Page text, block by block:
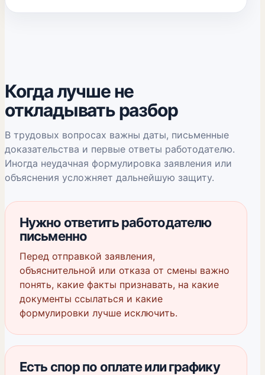
Когда лучше не
откладывать разбор
В трудовых вопросах важны даты, письменные
доказательства и первые ответы работодателю.
Иногда неудачная формулировка заявления или
объяснения усложняет дальнейшую защиту.
Нужно ответить работодателю
письменно
Перед отправкой заявления,
объяснительной или отказа от смены важно
понять, какие факты признавать, на какие
документы ссылаться и какие
формулировки лучше исключить.
Есть спор по оплате или графику